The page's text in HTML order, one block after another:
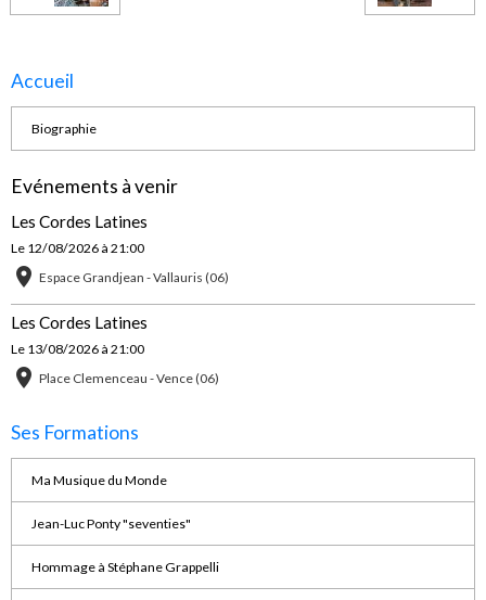
Accueil
Biographie
Evénements à venir
Les Cordes Latines
Le 12/08/2026 à 21:00
Espace Grandjean - Vallauris (06)
Les Cordes Latines
Le 13/08/2026 à 21:00
Place Clemenceau - Vence (06)
Ses Formations
Ma Musique du Monde
Jean-Luc Ponty "seventies"
Hommage à Stéphane Grappelli